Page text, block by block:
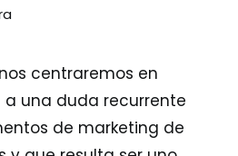
centraremos en
a una duda recurrente
de marketing de